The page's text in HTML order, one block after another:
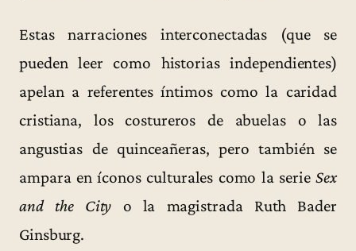
Estas narraciones interconectadas (que se
pueden leer como historias independientes)
apelan a referentes íntimos como la caridad
cristiana, los costureros de abuelas o las
angustias de quinceañeras, pero también se
ampara en íconos culturales como la serieSex
and the City o la magistrada Ruth Bader
Ginsburg.